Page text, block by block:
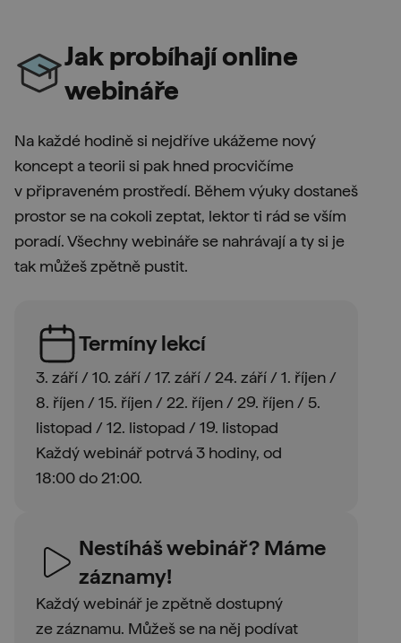
Jak probíhají online
webináře
Na každé hodině si nejdříve ukážeme nový
koncept a teorii si pak hned procvičíme
v připraveném prostředí. Během výuky dostaneš
prostor se na cokoli zeptat, lektor ti rád se vším
poradí. Všechny webináře se nahrávají a ty si je
tak můžeš zpětně pustit.
Termíny lekcí
3. září / 10. září / 17. září / 24. září / 1. říjen /
8. říjen / 15. říjen / 22. říjen / 29. říjen / 5.
listopad / 12. listopad / 19. listopad
Každý webinář potrvá 3 hodiny, od
18:00 do 21:00.
Nestíháš webinář? Máme
záznamy!
Každý webinář je zpětně dostupný
ze záznamu. Můžeš se na něj podívat